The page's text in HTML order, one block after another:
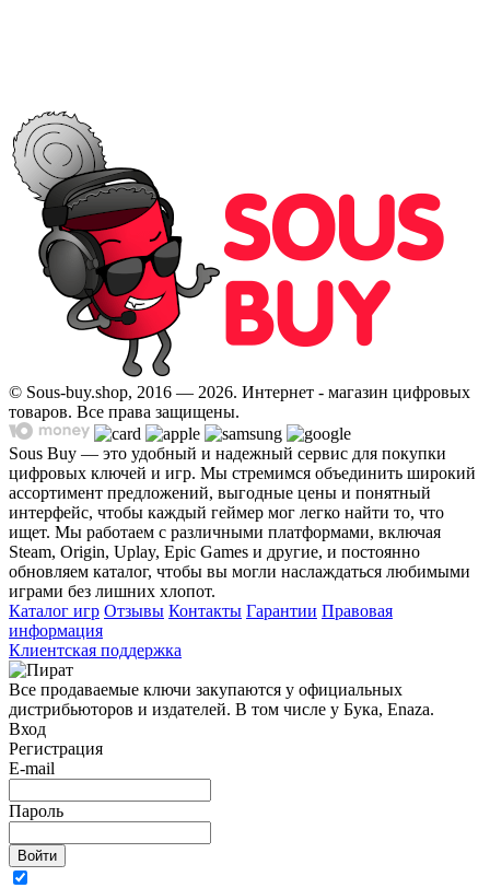
© Sous-buy.shop, 2016 — 2026. Интернет - магазин цифровых
товаров. Все права защищены.
Sous Buy — это удобный и надежный сервис для покупки
цифровых ключей и игр. Мы стремимся объединить широкий
ассортимент предложений, выгодные цены и понятный
интерфейс, чтобы каждый геймер мог легко найти то, что
ищет. Мы работаем с различными платформами, включая
Steam, Origin, Uplay, Epic Games и другие, и постоянно
обновляем каталог, чтобы вы могли наслаждаться любимыми
играми без лишних хлопот.
Каталог игр Отзывы Контакты Гарантии Правовая
информация
Клиентская поддержка
Все продаваемые ключи закупаются у официальных
дистрибьюторов и издателей. В том числе у Бука, Enaza.
Вход
Регистрация
E-mail
Пароль
Войти